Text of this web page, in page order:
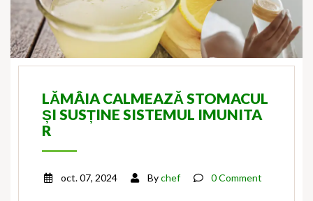
LĂMÂIA CALMEAZĂ STOMACUL
ȘI SUSȚINE SISTEMUL IMUNITA
R
oct. 07, 2024 Bychef 0 Comment